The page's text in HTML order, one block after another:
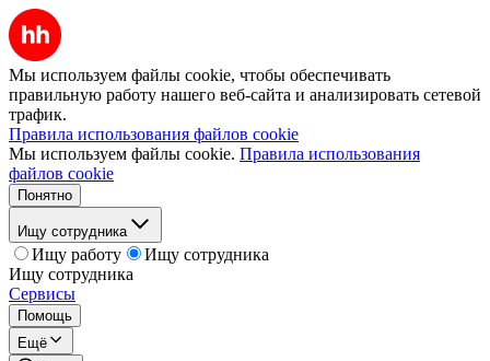
Мы используем файлы cookie, чтобы обеспечивать
правильную работу нашего веб-сайта и анализировать сетевой
трафик.
Правила использования файлов cookie
Мы используем файлы cookie. Правила использования
файлов cookie
Понятно
Ищу сотрудника
Ищу работу
Ищу сотрудника
Ищу сотрудника
Сервисы
Помощь
Ещё